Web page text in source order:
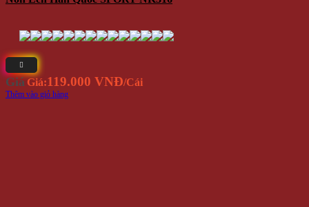
Giá Giá:119.000 VNĐ/Cái
Thêm vào giỏ hàng